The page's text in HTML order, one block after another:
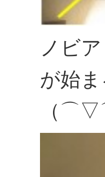
ノビ
が始
（